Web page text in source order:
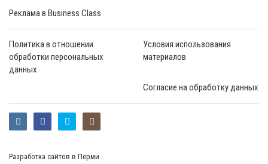
Реклама в Business Class
Политика в отношении
обработки персональных
данных
Условия использования
материалов
Согласие на обработку данных
Разработка сайтов в Перми